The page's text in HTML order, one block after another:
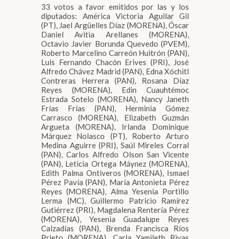
33 votos a favor emitidos por las y los
diputados: América Victoria Aguilar Gil
(PT), Jael Argüelles Díaz (MORENA), Óscar
Daniel Avitia Arellanes (MORENA),
Octavio Javier Borunda Quevedo (PVEM),
Roberto Marcelino Carreón Huitrón (PAN),
Luis Fernando Chacón Erives (PRI), José
Alfredo Chávez Madrid (PAN), Edna Xóchitl
Contreras Herrera (PAN), Rosana Díaz
Reyes (MORENA), Edin Cuauhtémoc
Estrada Sotelo (MORENA), Nancy Janeth
Frías Frías (PAN), Herminia Gómez
Carrasco (MORENA), Elizabeth Guzmán
Argueta (MORENA), Irlanda Dominique
Márquez Nolasco (PT), Roberto Arturo
Medina Aguirre (PRI), Saúl Mireles Corral
(PAN), Carlos Alfredo Olson San Vicente
(PAN), Leticia Ortega Máynez (MORENA),
Edith Palma Ontiveros (MORENA), Ismael
Pérez Pavía (PAN), María Antonieta Pérez
Reyes (MORENA), Alma Yesenia Portillo
Lerma (MC), Guillermo Patricio Ramírez
Gutiérrez (PRI), Magdalena Rentería Pérez
(MORENA), Yesenia Guadalupe Reyes
Calzadías (PAN), Brenda Francisca Ríos